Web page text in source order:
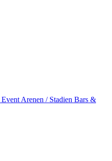
Event Arenen / Stadien Bars &